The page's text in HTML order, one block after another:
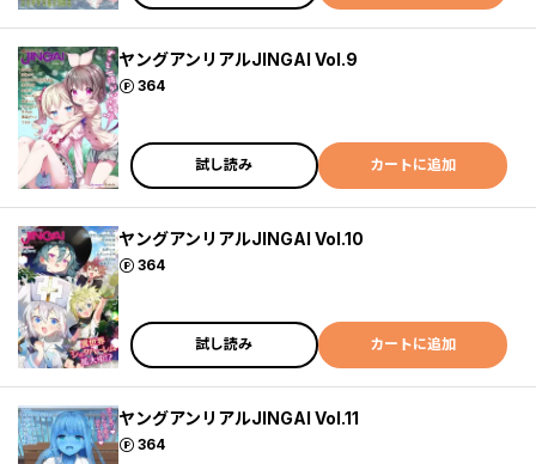
ヤングアンリアルJINGAI Vol.9
364
ポイント
試し読み カートに追加
ヤングアンリアルJINGAI Vol.10
364
ポイント
試し読み カートに追加
ヤングアンリアルJINGAI Vol.11
364
ポイント